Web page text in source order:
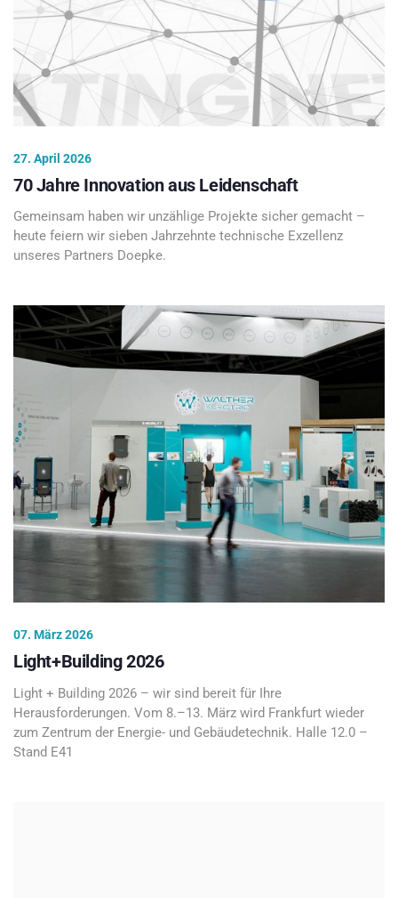
27. April 2026
70 Jahre Innovation aus Leidenschaft
Gemeinsam haben wir unzählige Projekte sicher gemacht –
heute feiern wir sieben Jahrzehnte technische Exzellenz
unseres Partners Doepke.
07. März 2026
Light+Building 2026
Light + Building 2026 – wir sind bereit für Ihre
Herausforderungen. Vom 8.–13. März wird Frankfurt wieder
zum Zentrum der Energie- und Gebäudetechnik. Halle 12.0 –
Stand E41